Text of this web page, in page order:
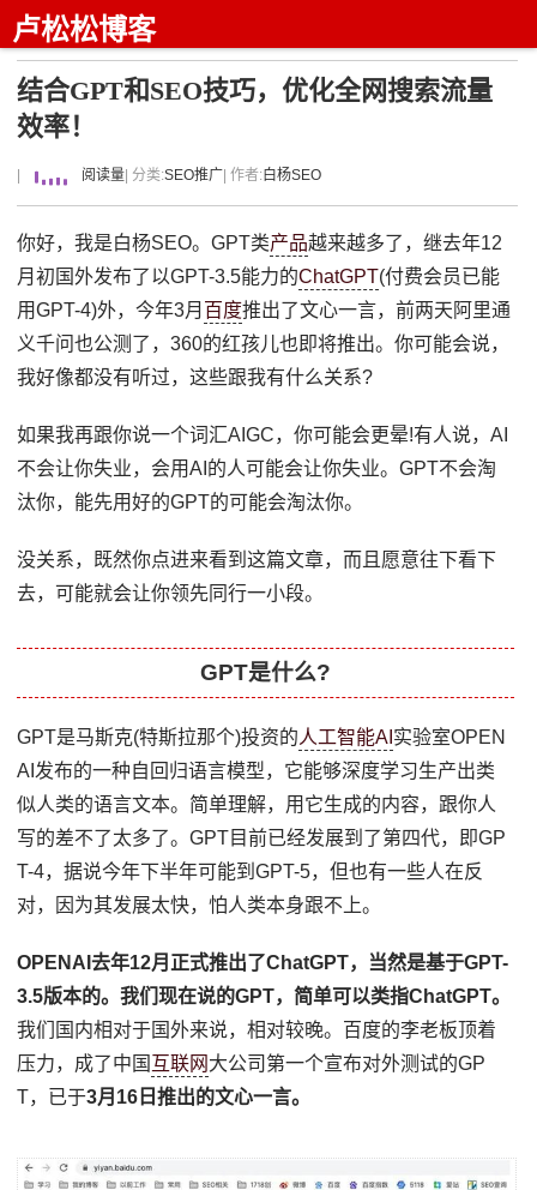
卢松松博客
结合GPT和SEO技巧，优化全网搜索流量
效率！
阅读量 | 分类:SEO推广 | 作者:白杨SEO
你好，我是白杨SEO。GPT类产品越来越多了，继去年12
月初国外发布了以GPT-3.5能力的ChatGPT(付费会员已能
用GPT-4)外，今年3月 百度推出了文心一言，前两天阿里通
义千问也公测了，360的红孩儿也即将推出。你可能会说，
我好像都没有听过，这些跟我有什么关系?
如果我再跟你说一个词汇AIGC，你可能会更晕!有人说，AI
不会让你失业，会用AI的人可能会让你失业。GPT不会淘
汰你，能先用好的GPT的可能会淘汰你。
没关系，既然你点进来看到这篇文章，而且愿意往下看下
去，可能就会让你领先同行一小段。
GPT是什么?
GPT是马斯克(特斯拉那个)投资的人工智能AI 实验室OPEN
AI发布的一种自回归语言模型，它能够深度学习生产出类
似人类的语言文本。简单理解，用它生成的内容，跟你人
写的差不了太多了。GPT目前已经发展到了第四代，即GP
T-4，据说今年下半年可能到GPT-5，但也有一些人在反
对，因为其发展太快，怕人类本身跟不上。
OPENAI去年12月正式推出了ChatGPT，当然是基于GPT-
3.5版本的。我们现在说的GPT，简单可以类指ChatGPT。
我们国内相对于国外来说，相对较晚。百度的李老板顶着
压力，成了中国 互联网 大公司第一个宣布对外测试的GP
T，已于3月16日推出的文心一言。